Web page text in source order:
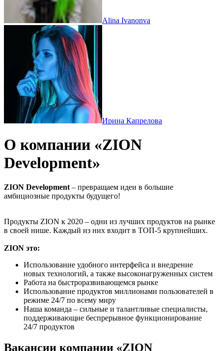
Alina Ivanonva
Ирина Капрелова
О компании «ZION
Development»
ZION Development – превращаем идеи в большие
амбициозные продукты будущего!
Продукты ZION к 2020 – одни из лучших продуктов на рынке
в своей нише. Каждый из них входит в ТОП-5 крупнейших.
ZION это:
Использование удобного интерфейса и внедрение
новых технологий, а также высоконагруженных систем
Работа на быстроразвивающемся рынке
Использование продуктов миллионами пользователей в
режиме 24/7 по всему миру
Наша команда – сильные и талантливые специалисты,
поддерживающие беспрерывное функционирование
24/7 продуктов
Вакансии компании «ZION